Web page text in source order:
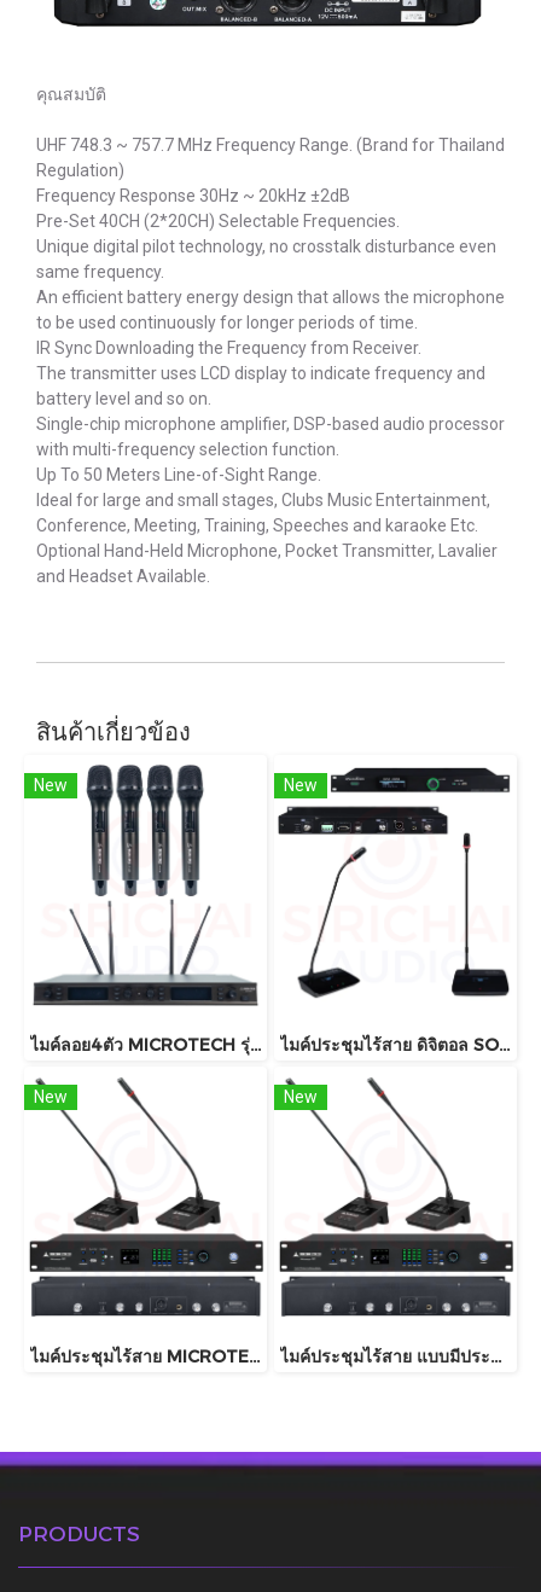
คุณสมบัติ
UHF 748.3 ~ 757.7 MHz Frequency Range. (Brand for Thailand
Regulation)
Frequency Response 30Hz ~ 20kHz ±2dB
Pre-Set 40CH (2*20CH) Selectable Frequencies.
Unique digital pilot technology, no crosstalk disturbance even
same frequency.
An efficient battery energy design that allows the microphone
to be used continuously for longer periods of time.
IR Sync Downloading the Frequency from Receiver.
The transmitter uses LCD display to indicate frequency and
battery level and so on.
Single-chip microphone amplifier, DSP-based audio processor
with multi-frequency selection function.
Up To 50 Meters Line-of-Sight Range.
Ideal for large and small stages, Clubs Music Entertainment,
Conference, Meeting, Training, Speeches and karaoke Etc.
Optional Hand-Held Microphone, Pocket Transmitter, Lavalier
and Headset Available.
สินค้าเกี่ยวข้อง
New
ไมค์ลอย4ตัว MICROTECH รุ่น MT333A (4CH)
New
ไมค์ประชุมไร้สาย ดิจิตอล SOUNDVISION รุ่น DWS-2000M , DWS-2000C , DWS-2000D
New
ไมค์ประชุมไร้สาย MICROTECH รุ่น Microsys G1 , G2 , G3
New
ไมค์ประชุมไร้สาย แบบมีประธาน MICROTECH รุ่น MICROSYS (มีแบตเตอรีในตัว)
PRODUCTS